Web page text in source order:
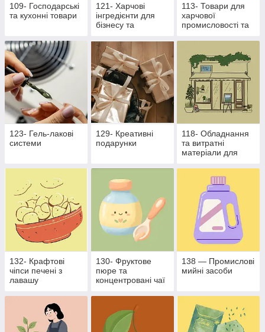
109- Господарські
та кухонні товари
121- Харчові
інгредієнти для
бізнесу та
113- Товари для
харчової
промисловості та
бізнесу
123- Гель-лакові
системи
129- Креативні
подарунки
118- Обладнання
та витратні
матеріали для
промисловості
132- Крафтові
чіпси печені з
лавашу
130- Фруктове
пюре та
концентровані чаї
138 — Промислові
мийні засоби